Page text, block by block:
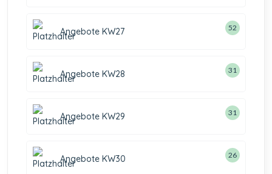
Angebote KW27 52
Angebote KW28 31
Angebote KW29 31
Angebote KW30 26